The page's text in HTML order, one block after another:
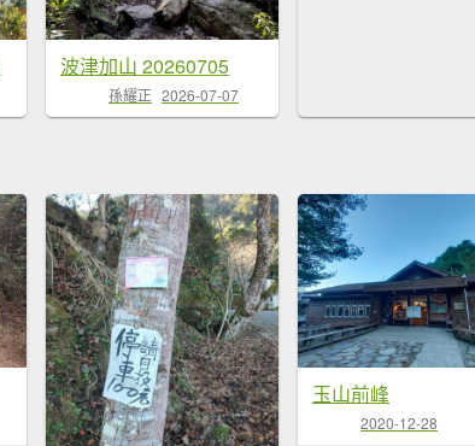
波津加山 20260705
孫耀正 2026-07-07
玉山前峰
2020-12-28